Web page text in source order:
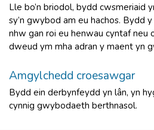
Lle bo’n briodol, bydd cwsmeriaid
sy’n gwybod am eu hachos. Bydd
nhw gan roi eu henwau cyntaf neu
dweud ym mha adran y maent yn
Amgylchedd croesawgar
Bydd ein derbynfeydd yn lân, yn
cynnig gwybodaeth berthnasol.